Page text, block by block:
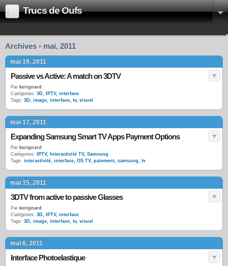
Trucs de Oufs
Archives › mai, 2011
mai 19, 2011
Passive vs Active: A match on 3DTV
Par kerignard
Catégories: 3D, IPTV, interface
Tags: 3D, image, interface, tv, visuel
mai 17, 2011
Expanding Samsung Smart TV Apps Payment Options
Par kerignard
Catégories:
IPTV, Interactivité TV, Samsung
Tags: interactivité, interface, OS TV, paiement, samsung, tv
mai 15, 2011
3DTV from active to passive Glasses
Par kerignard
Catégories: 3D, IPTV, interface
Tags: 3D, image, interface, tv, visuel
mai 6, 2011
Interface Photoelastique